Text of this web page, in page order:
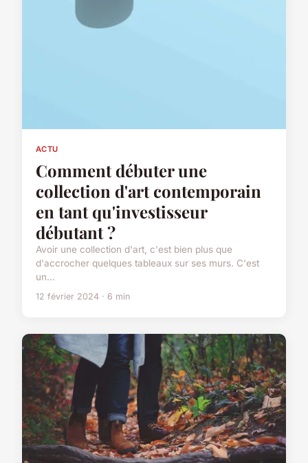
ACTU
Comment débuter une
collection d'art contemporain
en tant qu'investisseur
débutant ?
Avoir une collection d'art, c'est bien plus que
d'accrocher quelques tableaux sur ses murs. C'est
un...
12 février 2024 · 6 min